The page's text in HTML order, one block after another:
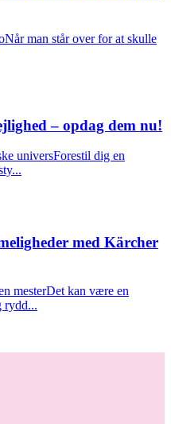
man står over for at skulle
– opdag dem nu!
universForestil dig en
med Kärcher
mesterDet kan være en
rydd...